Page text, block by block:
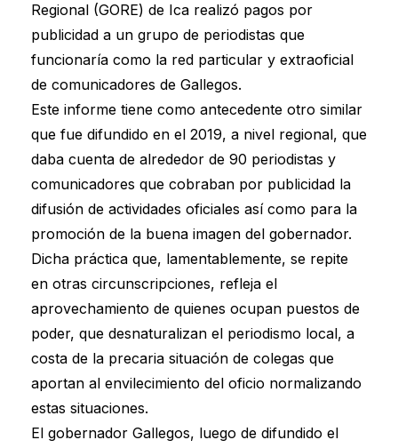
Regional (GORE) de Ica realizó pagos por
publicidad a un grupo de periodistas que
funcionaría como la red particular y extraoficial
de comunicadores de Gallegos.
Este informe tiene como antecedente otro similar
que fue difundido en el 2019, a nivel regional, que
daba cuenta de alrededor de 90 periodistas y
comunicadores que cobraban por publicidad la
difusión de actividades oficiales así como para la
promoción de la buena imagen del gobernador.
Dicha práctica que, lamentablemente, se repite
en otras circunscripciones, refleja el
aprovechamiento de quienes ocupan puestos de
poder, que desnaturalizan el periodismo local, a
costa de la precaria situación de colegas que
aportan al envilecimiento del oficio normalizando
estas situaciones.
El gobernador Gallegos, luego de difundido el